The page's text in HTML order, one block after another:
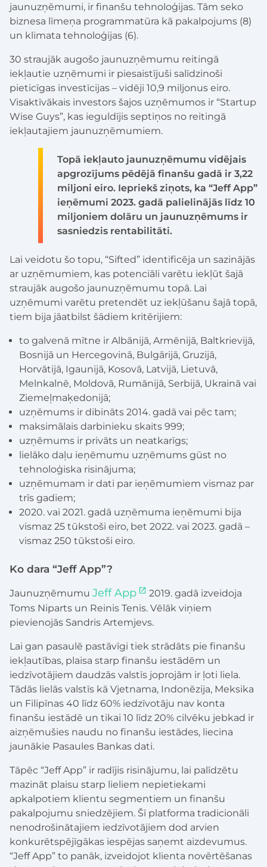
jaunuzņēmumi, ir finanšu tehnoloģijas. Tām seko
biznesa līmeņa programmatūra kā pakalpojums (8)
un klimata tehnoloģijas (6).
30 straujāk augošo jaunuzņēmumu reitingā
iekļautie uzņēmumi ir piesaistījuši salīdzinoši
pieticīgas investīcijas – vidēji 10,9 miljonus eiro.
Visaktīvākais investors šajos uzņēmumos ir “Startup
Wise Guys”, kas ieguldījis septiņos no reitingā
iekļautajiem jaunuzņēmumiem.
Topā iekļauto jaunuzņēmumu vidējais
apgrozījums pēdējā finanšu gadā ir 3,22
miljoni eiro. Iepriekš ziņots, ka “Jeff App”
ieņēmumi 2023. gadā palielinājās līdz 10
miljoniem dolāru un jaunuzņēmums ir
sasniedzis rentabilitāti.
Lai veidotu šo topu, “Sifted” identificēja un sazinājās
ar uzņēmumiem, kas potenciāli varētu iekļūt šajā
straujāk augošo jaunuzņēmumu topā. Lai
uzņēmumi varētu pretendēt uz iekļūšanu šajā topā,
tiem bija jāatbilst šādiem kritērijiem:
to galvenā mītne ir Albānijā, Armēnijā, Baltkrievijā,
Bosnijā un Hercegovinā, Bulgārijā, Gruzijā,
Horvātijā, Igaunijā, Kosovā, Latvijā, Lietuvā,
Melnkalnē, Moldovā, Rumānijā, Serbijā, Ukrainā vai
Ziemeļmaķedonijā;
uzņēmums ir dibināts 2014. gadā vai pēc tam;
maksimālais darbinieku skaits 999;
uzņēmums ir privāts un neatkarīgs;
lielāko daļu ieņēmumu uzņēmums gūst no
tehnoloģiska risinājuma;
uzņēmumam ir dati par ieņēmumiem vismaz par
trīs gadiem;
2020. vai 2021. gadā uzņēmuma ieņēmumi bija
vismaz 25 tūkstoši eiro, bet 2022. vai 2023. gadā –
vismaz 250 tūkstoši eiro.
Ko dara “Jeff App”?
Jaunuzņēmumu Jeff App
2019. gadā izveidoja
Toms Niparts un Reinis Tenis. Vēlāk viņiem
pievienojās Sandris Artemjevs.
Lai gan pasaulē pastāvīgi tiek strādāts pie finanšu
iekļautības, plaisa starp finanšu iestādēm un
iedzīvotājiem daudzās valstīs joprojām ir ļoti liela.
Tādās lielās valstīs kā Vjetnama, Indonēzija, Meksika
un Filipīnas 40 līdz 60% iedzīvotāju nav konta
finanšu iestādē un tikai 10 līdz 20% cilvēku jebkad ir
aizņēmušies naudu no finanšu iestādes, liecina
jaunākie Pasaules Bankas dati.
Tāpēc “Jeff App” ir radījis risinājumu, lai palīdzētu
mazināt plaisu starp lieliem nepietiekami
apkalpotiem klientu segmentiem un finanšu
pakalpojumu sniedzējiem. Šī platforma tradicionāli
nenodrošinātajiem iedzīvotājiem dod arvien
konkurētspējīgākas iespējas saņemt aizdevumus.
“Jeff App” to panāk, izveidojot klienta novērtēšanas